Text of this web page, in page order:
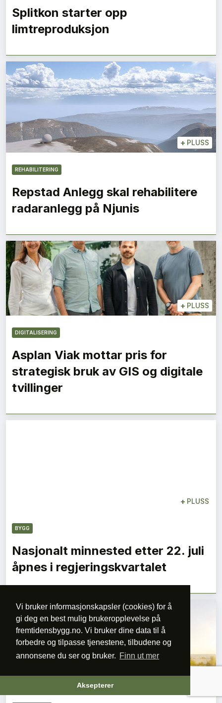
Vi bruker informasjonskapsler (cookies) for å
gi deg en best mulig brukeropplevelse på
fremtidensbygg.no. Vi bruker dine data til å
forbedre og tilpasse tjenestene, tilbudene og
annonsene du ser og bruker. Finn ut mer
Aksepterer
Splitkon starter opp
limtreproduksjon
+ PLUSS
REHABILITERING
Repstad Anlegg skal rehabilitere
radaranlegg på Njunis
+ PLUSS
DIGITALISERING
Asplan Viak mottar pris for
strategisk bruk av GIS og digitale
tvillinger
+ PLUSS
BYGG
Nasjonalt minnested etter 22. juli
åpnes i regjeringskvartalet